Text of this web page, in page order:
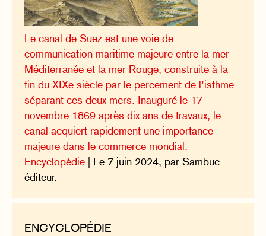
Le canal de Suez est une voie de
communication maritime majeure entre la mer
Méditerranée et la mer Rouge, construite à la
fin du XIXe siècle par le percement de l’isthme
séparant ces deux mers. Inauguré le 17
novembre 1869 après dix ans de travaux, le
canal acquiert rapidement une importance
majeure dans le commerce mondial.
Encyclopédie | Le 7 juin 2024, par Sambuc
éditeur.
ENCYCLOPÉDIE